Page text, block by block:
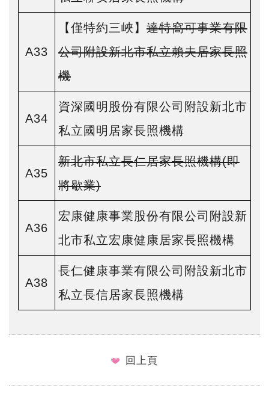
A33
【僅特約三峽】 達特窩可事業有限
公司附設新北市私立賴夫居家長照
機
A34
資深國明股份有限公司附設新北市
私立國明居家長照機構
A35
新北市私立長仁居家長照機構(即
將歇業)
A36
宏康健康事業股份有限公司附設新
北市私立宏康健康居家長照機構
A38
長仁健康事業有限公司附設新北市
私立長信居家長照機構
回上頁